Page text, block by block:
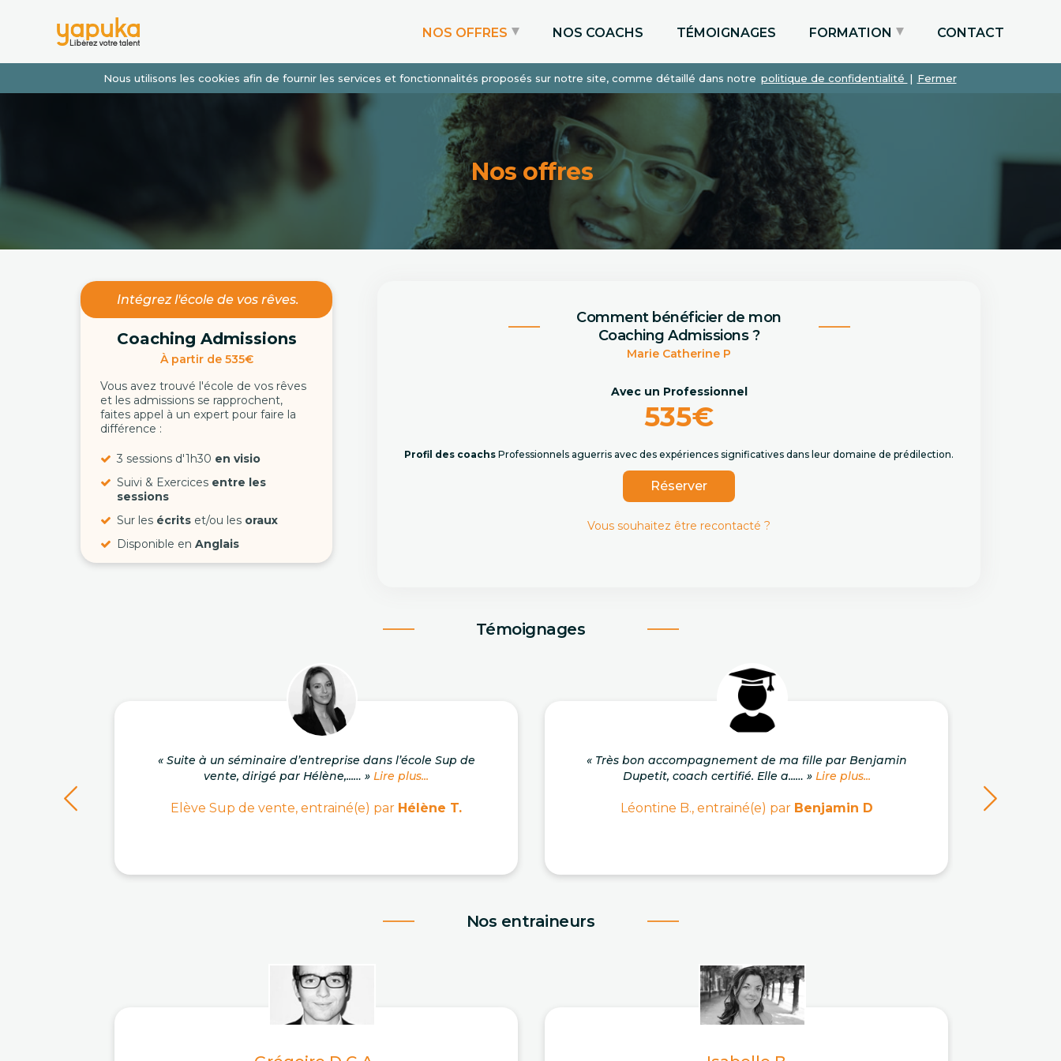
Nous utilisons les cookies afin de fournir les services et fonctionnalités proposés sur notre site, comme détaillé dans notre politique de confidentialité | Fermer
NOS OFFRES
Coaching Express
Coaching Admissions
Coaching Sur-mesure
NOS COACHS TÉMOIGNAGES FORMATION
Particuliers via le CPF
Etudiants
Entreprises
CONTACT
Nos offres
Intégrez l'école de vos rêves.
Coaching Admissions
À partir de 535€
Vous avez trouvé l'école de vos rêves
et les admissions se rapprochent,
faites appel à un expert pour faire la
différence :
3 sessions d'1h30 en visio
Suivi & Exercices entre les
sessions
Sur les écrits et/ou les oraux
Disponible en Anglais
Comment bénéficier de mon
Coaching Admissions ?
Marie Catherine P
Avec un Professionnel
535€
Profil des coachsProfessionnels aguerris avec des expériences significatives dans leur domaine de prédilection.
Réserver
Vous souhaitez être recontacté ?
Témoignages
« Suite à un séminaire d’entreprise dans l’école Sup de
vente, dirigé par Hélène,...… » Lire plus...
Elève Sup de vente, entrainé(e) par Hélène T.
« Très bon accompagnement de ma fille par Benjamin
Dupetit, coach certifié. Elle a...… » Lire plus...
Léontine B., entrainé(e) par Benjamin D
Nos entraineurs